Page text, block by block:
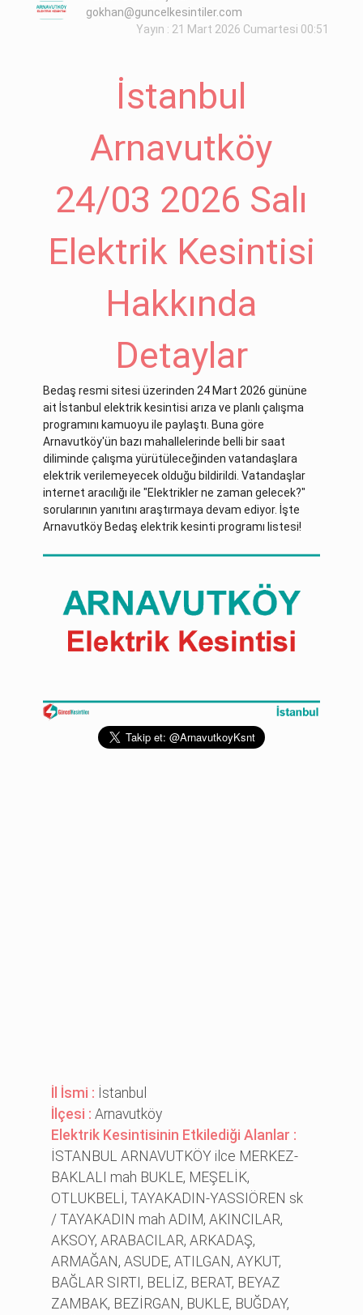
gokhan@guncelkesintiler.com
Yayın : 21 Mart 2026 Cumartesi 00:51
İstanbul
Arnavutköy
24/03 2026 Salı
Elektrik Kesintisi
Hakkında
Detaylar
Bedaş resmi sitesi üzerinden 24 Mart 2026 gününe
ait İstanbul elektrik kesintisi arıza ve planlı çalışma
programını kamuoyu ile paylaştı. Buna göre
Arnavutköy'ün bazı mahallelerinde belli bir saat
diliminde çalışma yürütüleceğinden vatandaşlara
elektrik verilemeyecek olduğu bildirildi. Vatandaşlar
internet aracılığı ile "Elektrikler ne zaman gelecek?"
sorularının yanıtını araştırmaya devam ediyor. İşte
Arnavutköy Bedaş elektrik kesinti programı listesi!
İl İsmi : İstanbul
İlçesi :Arnavutköy
Elektrik Kesintisinin Etkilediği Alanlar :
İSTANBUL ARNAVUTKÖY ilce MERKEZ-
BAKLALI mah BUKLE, MEŞELİK,
OTLUKBELİ, TAYAKADIN-YASSIÖREN sk
/ TAYAKADIN mah ADIM, AKINCILAR,
AKSOY, ARABACILAR, ARKADAŞ,
ARMAĞAN, ASUDE, ATILGAN, AYKUT,
BAĞLAR SIRTI, BELİZ, BERAT, BEYAZ
ZAMBAK, BEZİRGAN, BUKLE, BUĞDAY,